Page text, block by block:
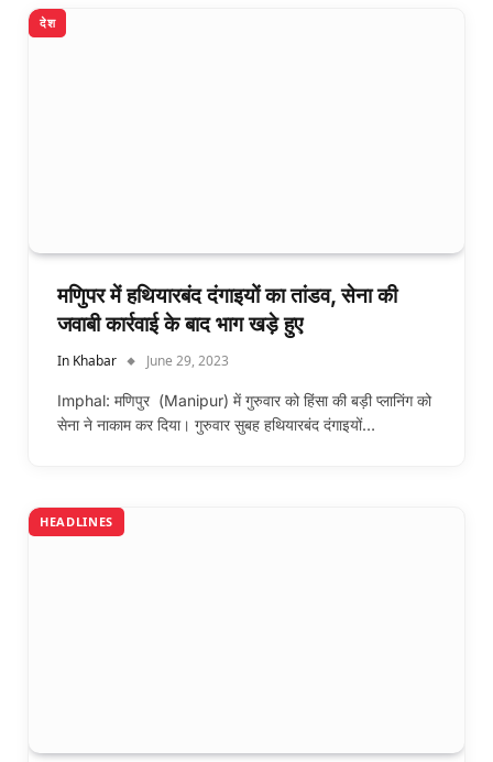
देश
मणिुपर में हथियारबंद दंगाइयों का तांडव, सेना की
जवाबी कार्रवाई के बाद भाग खड़े हुए
In Khabar June 29, 2023
Imphal: मणिपुर (Manipur) में गुरुवार को हिंसा की बड़ी प्लानिंग को
सेना ने नाकाम कर दिया। गुरुवार सुबह हथियारबंद दंगाइयों…
HEADLINES